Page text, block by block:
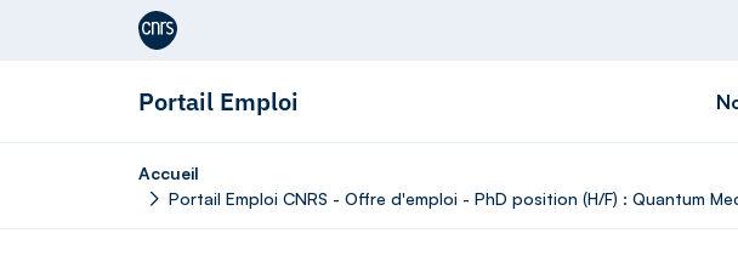
Aller au contenu
Portail Emploi
Accueil
Portail Emploi CNRS - Offre d'emploi - PhD position (H/F) : Quantum